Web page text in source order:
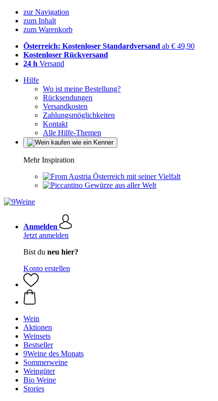
zur Navigation
zum Inhalt
zum Warenkorb
Österreich: Kostenloser Standardversand ab € 49,90
Kostenloser Rückversand
24 h Versand
Hilfe
Wo ist meine Bestellung?
Rücksendungen
Versandkosten
Zahlungsmöglichkeiten
Kontakt
Alle Hilfe-Themen
Mehr Inspiration
Österreich mit seiner Vielfalt
Gewürze aus aller Welt
Anmelden
Jetzt anmelden
Bist du neu hier?
Konto erstellen
Wein
Aktionen
Weinsets
Bestseller
9Weine des Monats
Sommerweine
Weingüter
Bio Weine
Stories